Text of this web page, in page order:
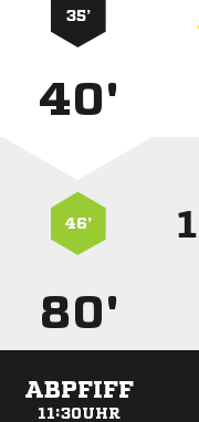
35’
40'
46’ 
80'
ABPFIFF
11:30UHR